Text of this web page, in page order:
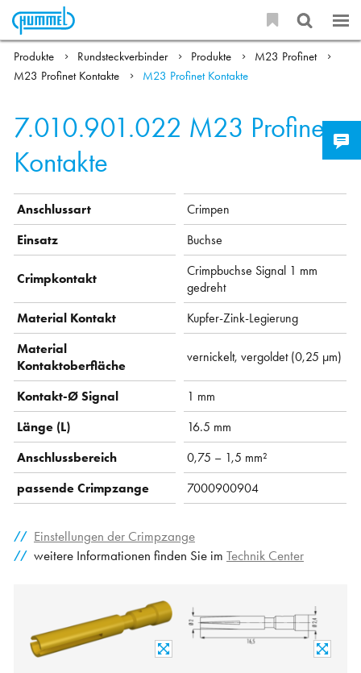
Produkte Rundsteckverbinder Produkte
M23 Profinet
M23 Profinet Kontakte
M23 Profinet Kontakte
7.010.901.022 M23 Profinet
Kontakte
Anschlussart
Crimpen
Einsatz
Buchse
Crimpkontakt
Crimpbuchse Signal 1 mm
gedreht
Material Kontakt
Kupfer-Zink-Legierung
Material
Kontaktoberfläche
vernickelt, vergoldet (0,25 µm)
Kontakt-Ø Signal
1 mm
Länge (L)
16.5 mm
Anschlussbereich
0,75 – 1,5 mm²
passende Crimpzange
7000900904
Einstellungen der Crimpzange
weitere Informationen finden Sie im Technik Center